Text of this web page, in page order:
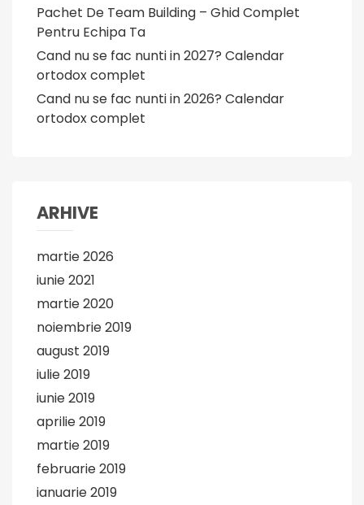
Pachet De Team Building – Ghid Complet
Pentru Echipa Ta
Cand nu se fac nunti in 2027? Calendar
ortodox complet
Cand nu se fac nunti in 2026? Calendar
ortodox complet
ARHIVE
martie 2026
iunie 2021
martie 2020
noiembrie 2019
august 2019
iulie 2019
iunie 2019
aprilie 2019
martie 2019
februarie 2019
ianuarie 2019